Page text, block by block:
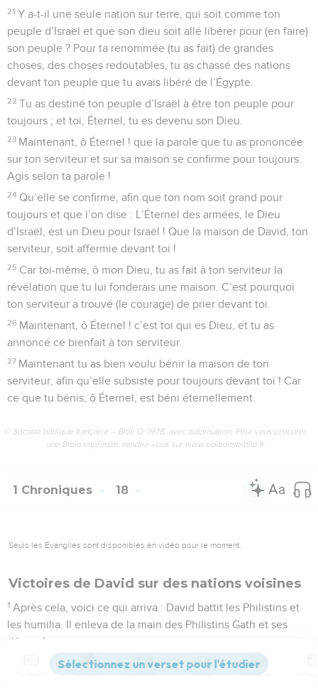
21 Y a-t-il une seule nation sur terre, qui soit comme ton
peuple d’Israël et que son dieu soit allé libérer pour (en faire)
son peuple ? Pour ta renommée (tu as fait) de grandes
choses, des choses redoutables, tu as chassé des nations
devant ton peuple que tu avais libéré de l’Égypte.
22 Tu as destiné ton peuple d’Israël à être ton peuple pour
toujours ; et toi, Éternel, tu es devenu son Dieu.
23 Maintenant, ô Éternel ! que la parole que tu as prononcée
sur ton serviteur et sur sa maison se confirme pour toujours.
Agis selon ta parole !
24 Qu’elle se confirme, afin que ton nom soit grand pour
toujours et que l’on dise : L’Éternel des armées, le Dieu
d’Israël, est un Dieu pour Israël ! Que la maison de David, ton
serviteur, soit affermie devant toi !
25 Car toi-même, ô mon Dieu, tu as fait à ton serviteur la
révélation que tu lui fonderais une maison. C’est pourquoi
ton serviteur a trouvé (le courage) de prier devant toi.
26 Maintenant, ô Éternel ! c’est toi qui es Dieu, et tu as
annoncé ce bienfait à ton serviteur.
27 Maintenant tu as bien voulu bénir la maison de ton
serviteur, afin qu’elle subsiste pour toujours devant toi ! Car
ce que tu bénis, ô Éternel, est béni éternellement.
© Société biblique française – Bibli’O, 1978, avec autorisation. Pour vous procurer
une Bible imprimée, rendez-vous sur www.editionsbiblio.fr
1 Chroniques 18
Seuls les Évangiles sont disponibles en vidéo pour le moment.
Victoires de David sur des nations voisines
1 Après cela, voici ce qui arriva : David battit les Philistins et
les humilia. Il enleva de la main des Philistins Gath et ses
dépendances.
Il battit les Moabites, et les Moabites furent assujettis à
Versions Commentaires Strong